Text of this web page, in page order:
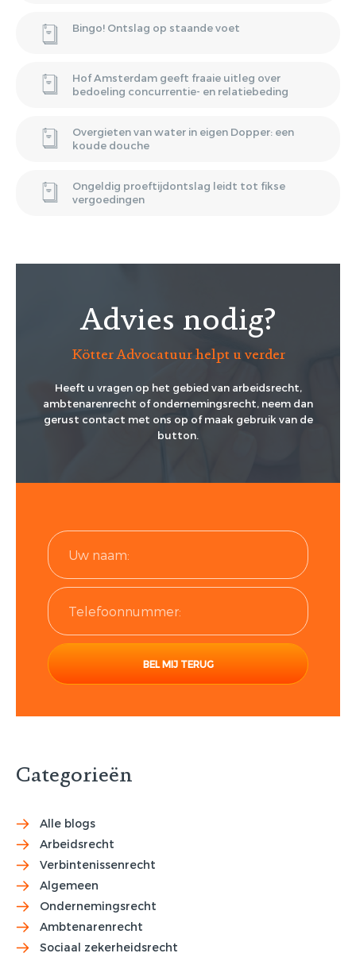
Bingo! Ontslag op staande voet
Hof Amsterdam geeft fraaie uitleg over
bedoeling concurrentie- en relatiebeding
Overgieten van water in eigen Dopper: een
koude douche
Ongeldig proeftijdontslag leidt tot fikse
vergoedingen
Advies nodig?
Kötter Advocatuur helpt u verder
Heeft u vragen op het gebied van arbeidsrecht,
ambtenarenrecht of ondernemingsrecht, neem dan
gerust contact met ons op of maak gebruik van de
button.
Categorieën
Alle blogs
Arbeidsrecht
Verbintenissenrecht
Algemeen
Ondernemingsrecht
Ambtenarenrecht
Sociaal zekerheidsrecht